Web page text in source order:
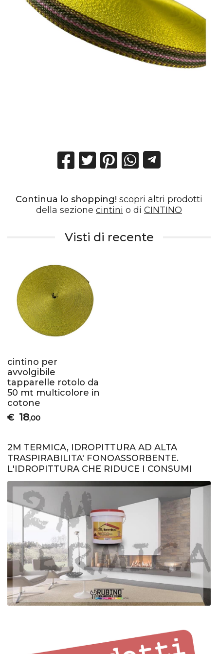
Continua lo shopping! scopri altri prodotti
della sezione cintini o di CINTINO
Visti di recente
cintino per
avvolgibile
tapparelle rotolo da
50 mt multicolore in
cotone
€ 18,00
2M TERMICA, IDROPITTURA AD ALTA
TRASPIRABILITA' FONOASSORBENTE.
L'IDROPITTURA CHE RIDUCE I CONSUMI